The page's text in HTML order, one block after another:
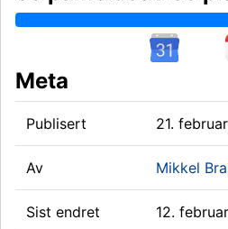
Meta
Publisert 21.
Av Mikkel
Sist endret 12.